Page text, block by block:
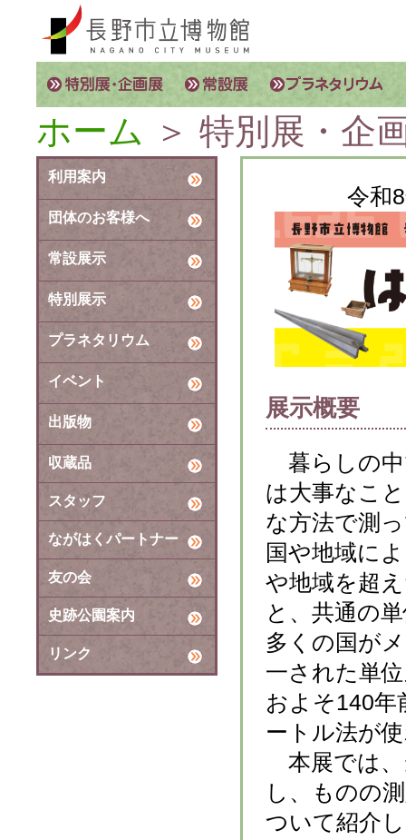
ホーム ＞ 特別展・企
利用案内
団体のお客様へ
常設展示
特別展示
プラネタリウム
イベント
出版物
収蔵品
スタッフ
ながはくパートナー
友の会
史跡公園案内
リンク
令和
展示概要
暮らしの中
は大事なこ
な方法で測
国や地域に
や地域を超
と、共通の
多くの国が
一された単
およそ140年
ートル法が
本展では、
し、ものの
ついて紹介